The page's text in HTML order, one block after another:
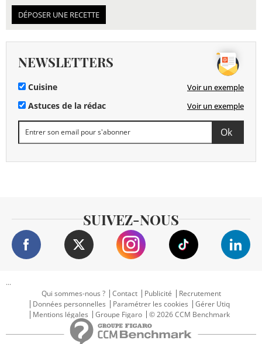
DÉPOSER UNE RECETTE
NEWSLETTERS
Cuisine Voir un exemple
Astuces de la rédac Voir un exemple
SUIVEZ-NOUS
...
Qui sommes-nous ?
Contact Publicité
Recrutement
Données personnelles
Paramétrer les cookies
Gérer Utiq
Mentions légales
Groupe Figaro © 2026 CCM Benchmark